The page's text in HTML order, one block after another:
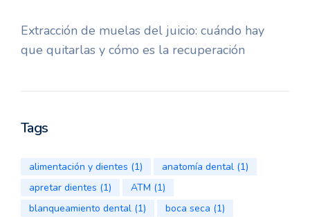
Extracción de muelas del juicio: cuándo hay
que quitarlas y cómo es la recuperación
Tags
alimentación y dientes (1) anatomía dental (1)
apretar dientes (1) ATM (1)
blanqueamiento dental (1) boca seca (1)